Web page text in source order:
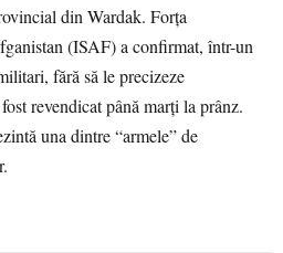
din Wardak. Forţa
(ISAF) a confirmat, într-un
fără să le precizeze
revendicat până marţi la prânz.
una dintre “armele” de